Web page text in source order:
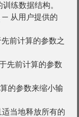
练数据结构。
— 从用户提供的
前计算的参数之
先前计算的参数
的参数来缩小输
当地释放所有的